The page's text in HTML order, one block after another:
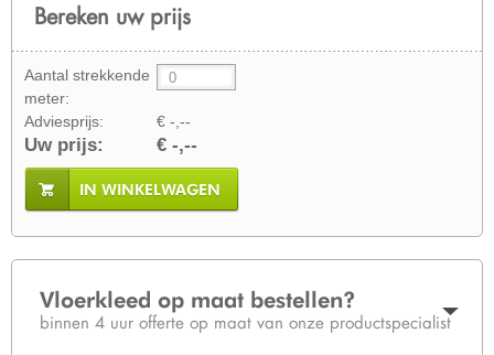
Bereken uw prijs
Aantal strekkende
meter:
Adviesprijs:
€ -,--
Uw prijs: € -,--
IN WINKELWAGEN
Vloerkleed op maat bestellen?
binnen 4 uur offerte op maat van onze productspecialist